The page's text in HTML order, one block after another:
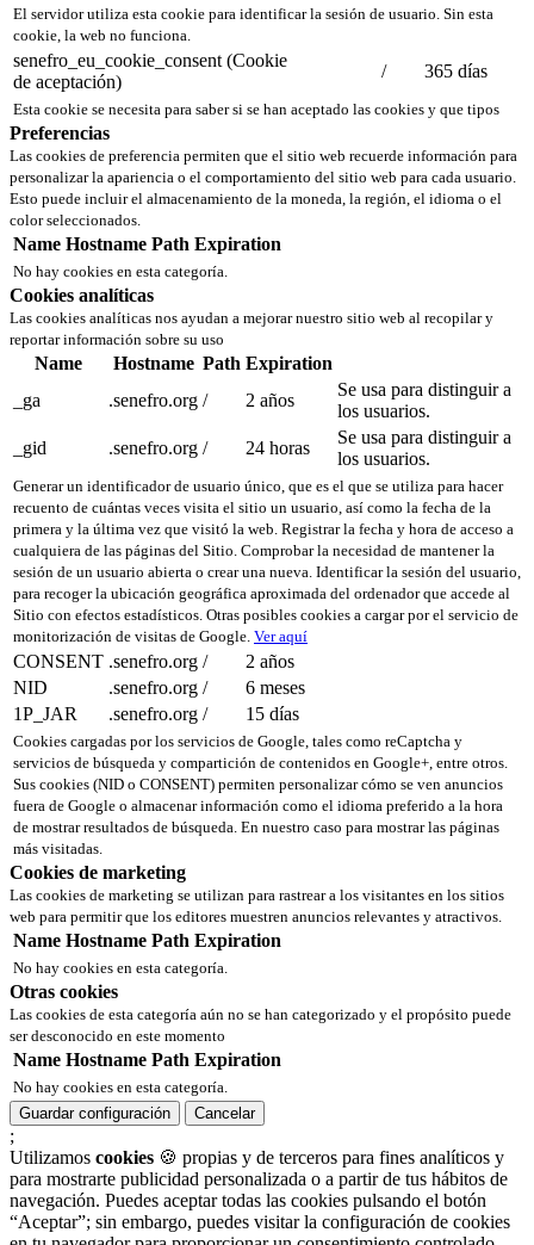
El servidor utiliza esta cookie para identificar la sesión de usuario. Sin esta
cookie, la web no funciona.
senefro_eu_cookie_consent (Cookie
de aceptación)
/ 365 días
Esta cookie se necesita para saber si se han aceptado las cookies y que tipos
Preferencias
Las cookies de preferencia permiten que el sitio web recuerde información para
personalizar la apariencia o el comportamiento del sitio web para cada usuario.
Esto puede incluir el almacenamiento de la moneda, la región, el idioma o el
color seleccionados.
Name Hostname Path Expiration
No hay cookies en esta categoría.
Cookies analíticas
Las cookies analíticas nos ayudan a mejorar nuestro sitio web al recopilar y
reportar información sobre su uso
Name Hostname Path Expiration
_ga
.senefro.org / 2 años
Se usa para distinguir a
los usuarios.
_gid
.senefro.org / 24 horas
Se usa para distinguir a
los usuarios.
Generar un identificador de usuario único, que es el que se utiliza para hacer
recuento de cuántas veces visita el sitio un usuario, así como la fecha de la
primera y la última vez que visitó la web. Registrar la fecha y hora de acceso a
cualquiera de las páginas del Sitio. Comprobar la necesidad de mantener la
sesión de un usuario abierta o crear una nueva. Identificar la sesión del usuario,
para recoger la ubicación geográfica aproximada del ordenador que accede al
Sitio con efectos estadísticos. Otras posibles cookies a cargar por el servicio de
monitorización de visitas de Google. Ver aquí
CONSENT .senefro.org /
2 años
NID
.senefro.org /
6 meses
1P_JAR
.senefro.org / 15 días
Cookies cargadas por los servicios de Google, tales como reCaptcha y
servicios de búsqueda y compartición de contenidos en Google+, entre otros.
Sus cookies (NID o CONSENT) permiten personalizar cómo se ven anuncios
fuera de Google o almacenar información como el idioma preferido a la hora
de mostrar resultados de búsqueda. En nuestro caso para mostrar las páginas
más visitadas.
Cookies de marketing
Las cookies de marketing se utilizan para rastrear a los visitantes en los sitios
web para permitir que los editores muestren anuncios relevantes y atractivos.
Name Hostname Path Expiration
No hay cookies en esta categoría.
Otras cookies
Las cookies de esta categoría aún no se han categorizado y el propósito puede
ser desconocido en este momento
Name Hostname Path Expiration
No hay cookies en esta categoría.
Guardar configuración
Cancelar
;
Utilizamos cookies 🍪 propias y de terceros para fines analíticos y
para mostrarte publicidad personalizada o a partir de tus hábitos de
navegación. Puedes aceptar todas las cookies pulsando el botón
“Aceptar”; sin embargo, puedes visitar la configuración de cookies